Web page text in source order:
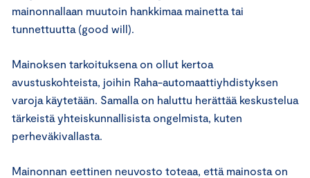
mainonnallaan muutoin hankkimaa mainetta tai
tunnettuutta (good will).
Mainoksen tarkoituksena on ollut kertoa
avustuskohteista, joihin Raha-automaattiyhdistyksen
varoja käytetään. Samalla on haluttu herättää keskustelua
tärkeistä yhteiskunnallisista ongelmista, kuten
perheväkivallasta.
Mainonnan eettinen neuvosto toteaa, että mainosta on